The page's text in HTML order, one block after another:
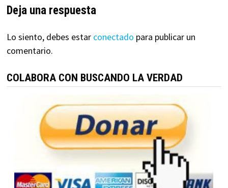
Deja una respuesta
Lo siento, debes estar conectado para publicar un
comentario.
COLABORA CON BUSCANDO LA VERDAD